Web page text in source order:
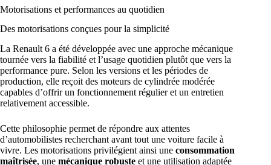
Motorisations et performances au quotidien
Des motorisations conçues pour la simplicité
La Renault 6 a été développée avec une approche mécanique
tournée vers la fiabilité et l’usage quotidien plutôt que vers la
performance pure. Selon les versions et les périodes de
production, elle reçoit des moteurs de cylindrée modérée
capables d’offrir un fonctionnement régulier et un entretien
relativement accessible.
Cette philosophie permet de répondre aux attentes
d’automobilistes recherchant avant tout une voiture facile à
vivre. Les motorisations privilégient ainsi une consommation
maîtrisée, une mécanique robuste et une utilisation adaptée